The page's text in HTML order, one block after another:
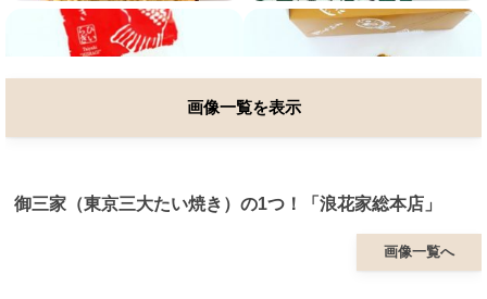
画像一覧を表示
御三家（東京三大たい焼き）の1つ！「浪花家総本店」
画像一覧へ